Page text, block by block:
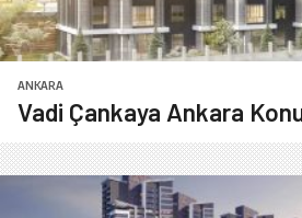
ANKARA
Vadi Çankaya Ankara